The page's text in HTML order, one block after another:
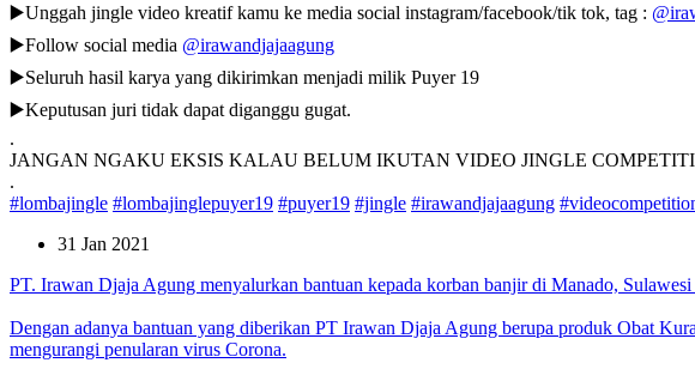
▶️Unggah jingle video kreatif kamu ke media social instagram/facebook/tik tok, tag :
▶️Follow social media @irawandjajaagung
▶️Seluruh hasil karya yang dikirimkan menjadi milik Puyer 19
▶️Keputusan juri tidak dapat diganggu gugat.
.
JANGAN NGAKU EKSIS KALAU BELUM IKUTAN VIDEO JINGLE
.
#lombajingle #lombajinglepuyer19 #puyer19 #jingle #irawandjajaagung
31 Jan 2021
PT. Irawan Djaja Agung menyalurkan bantuan kepada korban banjir di Manado,
Dengan adanya bantuan yang diberikan PT Irawan Djaja Agung berupa produk Obat
mengurangi penularan virus Corona.